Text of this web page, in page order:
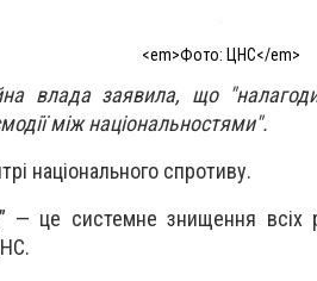
<em>Фото: ЦНС</em>
влада заявила, що
між національностями".
національного спротиву.
— це системне знищення всіх